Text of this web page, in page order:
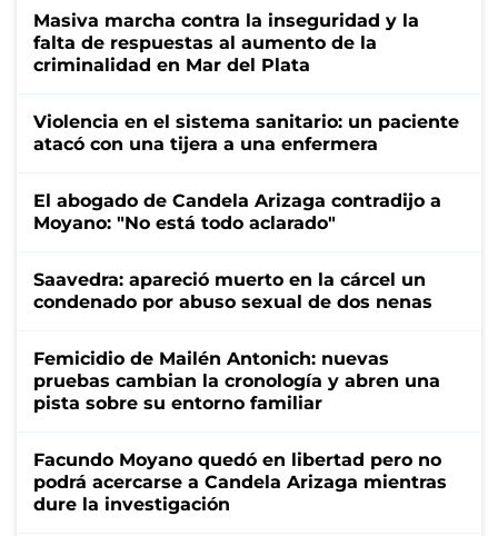
Masiva marcha contra la inseguridad y la
falta de respuestas al aumento de la
criminalidad en Mar del Plata
Violencia en el sistema sanitario: un paciente
atacó con una tijera a una enfermera
El abogado de Candela Arizaga contradijo a
Moyano: "No está todo aclarado"
Saavedra: apareció muerto en la cárcel un
condenado por abuso sexual de dos nenas
Femicidio de Mailén Antonich: nuevas
pruebas cambian la cronología y abren una
pista sobre su entorno familiar
Facundo Moyano quedó en libertad pero no
podrá acercarse a Candela Arizaga mientras
dure la investigación